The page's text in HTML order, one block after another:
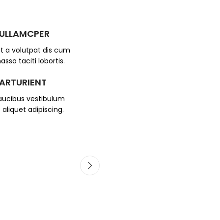
a volutpat dis cum
taciti lobortis.
vestibulum
adipiscing.